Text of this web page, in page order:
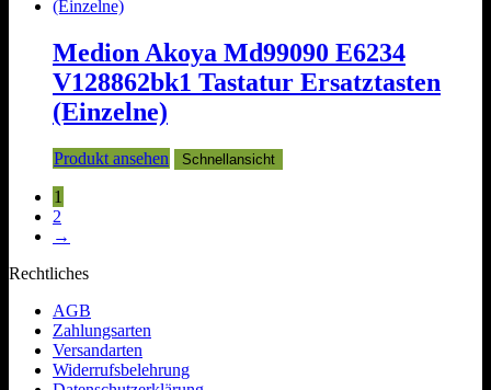
Medion Akoya Md99090 E6234
V128862bk1 Tastatur Ersatztasten
(Einzelne)
Produkt ansehen Schnellansicht
1
2
→
Rechtliches
AGB
Zahlungsarten
Versandarten
Widerrufsbelehrung